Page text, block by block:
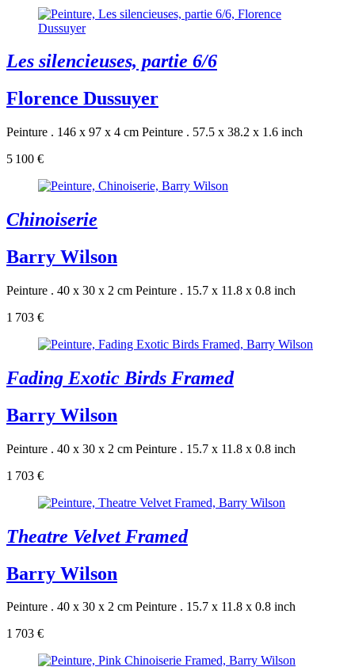
Les silencieuses, partie 6/6
Florence Dussuyer
Peinture . 146 x 97 x 4 cm Peinture . 57.5 x 38.2 x 1.6 inch
5 100 €
Chinoiserie
Barry Wilson
Peinture . 40 x 30 x 2 cm Peinture . 15.7 x 11.8 x 0.8 inch
1 703 €
Fading Exotic Birds Framed
Barry Wilson
Peinture . 40 x 30 x 2 cm Peinture . 15.7 x 11.8 x 0.8 inch
1 703 €
Theatre Velvet Framed
Barry Wilson
Peinture . 40 x 30 x 2 cm Peinture . 15.7 x 11.8 x 0.8 inch
1 703 €